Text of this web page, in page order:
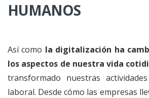
HUMANOS
Así como la digitalización ha
los aspectos de nuestra vida
transformado nuestras
laboral. Desde cómo las empresas